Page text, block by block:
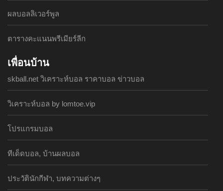
ผลบอลลิเวอร์พูล
ตารางคะแนนพรีเมียร์ลีก
เพื่อนบ้าน
skball.net วิเคราะห์บอล ราคาบอล ข่าวบอล
วิเคราะห์บอล by lomtoe.vip
โปรแกรมบอล
ทีเด็ดบอล, บ้านผลบอล
ประวัตินักกีฬา, บทความต่างๆ